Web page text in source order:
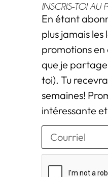
INSCRIS-TOI AU
En étant
plus jamais
promotions en
que je partage
toi). Tu
semaines!
intéressante